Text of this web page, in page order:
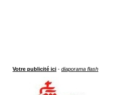
Votre publicité ici -diaporama flash